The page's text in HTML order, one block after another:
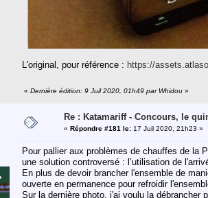
L'original, pour référence : https://
« Dernière édition: 9 Juil 2020, 01h49 par Whidou »
Re : Katamariff - Concours, le
« Répondre #181 le: 17 Juil 2020, 21h23 »
Pour pallier aux problèmes de chauffes de la
une solution controversé : l’utilisation de
En plus de devoir brancher l'ensemble de
ouverte en permanence pour refroidir
Sur la dernière photo, j'ai voulu la débrancher